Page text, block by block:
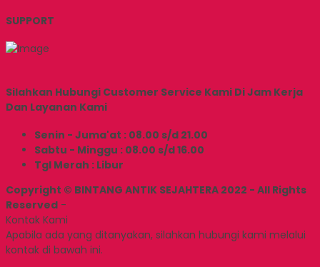
SUPPORT
Silahkan Hubungi Customer Service Kami Di Jam Kerja
Dan Layanan Kami
Senin - Juma'at : 08.00 s/d 21.00
Sabtu - Minggu : 08.00 s/d 16.00
Tgl Merah : Libur
Copyright © BINTANG ANTIK SEJAHTERA 2022 - All Rights
Reserved -
Kontak Kami
Apabila ada yang ditanyakan, silahkan hubungi kami melalui
kontak di bawah ini.